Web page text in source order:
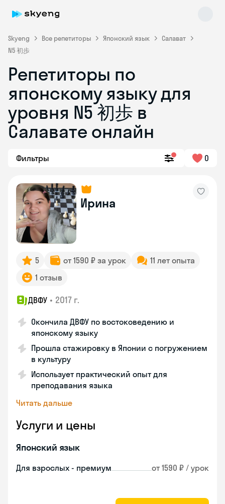
Skyeng Все репетиторы Японский язык
Салават
N5 初歩
Репетиторы по
японскому языку для
уровня N5 初歩 в
Салавате онлайн
Фильтры 0
Ирина
5 от 1590 ₽ за урок
11 лет опыта
1 отзыв
ДВФУ • 2017 г.
Окончила ДВФУ по востоковедению и
японскому языку
Прошла стажировку в Японии с погружением
в культуру
Использует практический опыт для
преподавания языка
Читать дальше
Услуги и цены
Японский язык
Для взрослых - премиум от 1590 ₽ / урок
Skyeng Chat